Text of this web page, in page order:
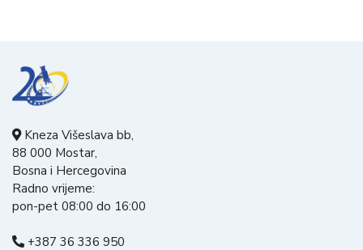
Kneza Višeslava bb,
88 000 Mostar,
Bosna i Hercegovina
Radno vrijeme:
pon-pet 08:00 do 16:00
+387 36 336 950